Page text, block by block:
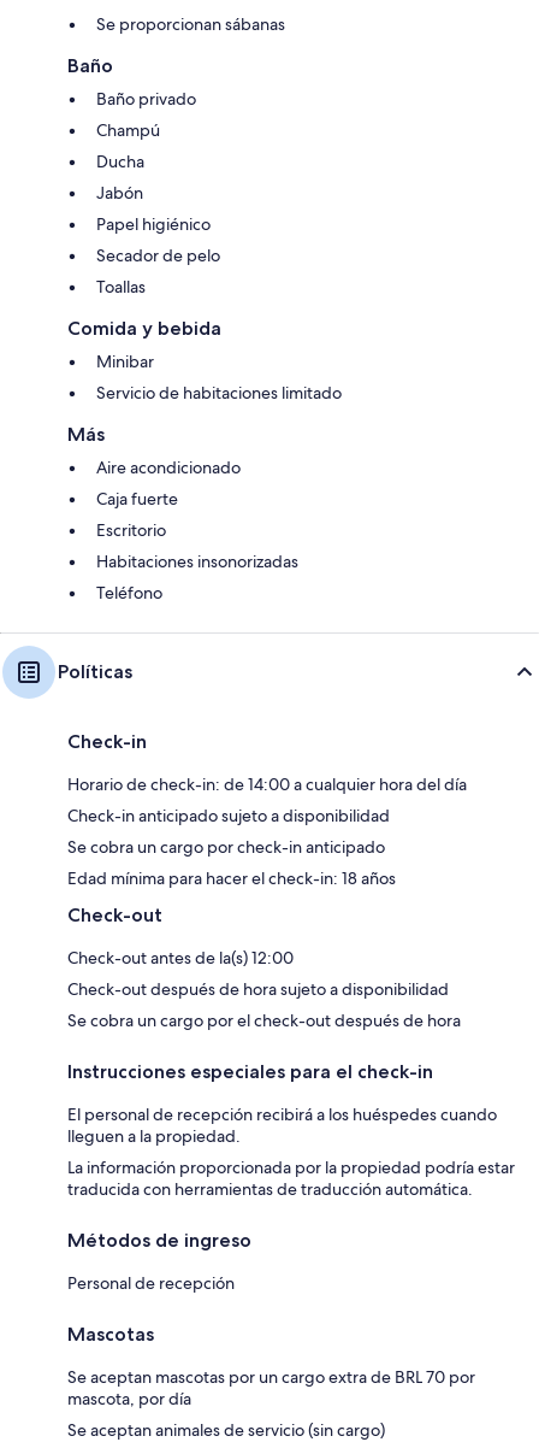
Se proporcionan sábanas
Baño
Baño privado
Champú
Ducha
Jabón
Papel higiénico
Secador de pelo
Toallas
Comida y bebida
Minibar
Servicio de habitaciones limitado
Más
Aire acondicionado
Caja fuerte
Escritorio
Habitaciones insonorizadas
Teléfono
Políticas
Check-in
Horario de check-in: de 14:00 a cualquier hora del día
Check-in anticipado sujeto a disponibilidad
Se cobra un cargo por check-in anticipado
Edad mínima para hacer el check-in: 18 años
Check-out
Check-out antes de la(s) 12:00
Check-out después de hora sujeto a disponibilidad
Se cobra un cargo por el check-out después de hora
Instrucciones especiales para el check-in
El personal de recepción recibirá a los huéspedes cuando
lleguen a la propiedad.
La información proporcionada por la propiedad podría estar
traducida con herramientas de traducción automática.
Métodos de ingreso
Personal de recepción
Mascotas
Se aceptan mascotas por un cargo extra de BRL 70 por
mascota, por día
Se aceptan animales de servicio (sin cargo)